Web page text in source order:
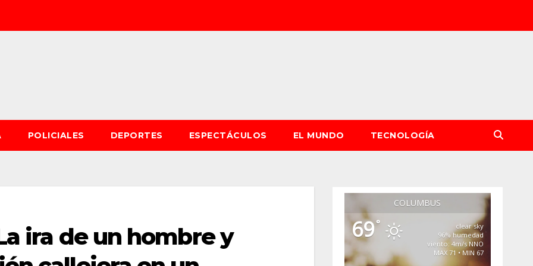
POLICIALES DEPORTES ESPECTÁCULOS EL MUNDO TECNOLOGÍA
ira de un hombre y
COLUMBUS
69°
clear sky
96% humedad
viento: 4m/s NNO
MAX 71 • MIN 67